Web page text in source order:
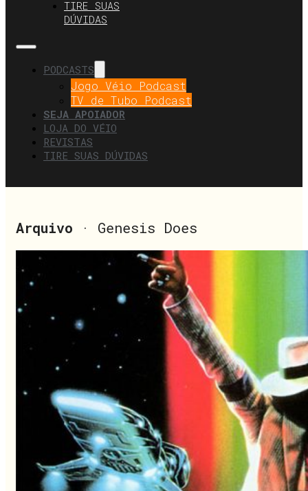
TIRE SUAS
DÚVIDAS
PODCASTS
Jogo Véio Podcast
TV de Tubo Podcast
SEJA APOIADOR
LOJA DO VÉIO
REVISTAS
TIRE SUAS DÚVIDAS
Arquivo · Genesis Does